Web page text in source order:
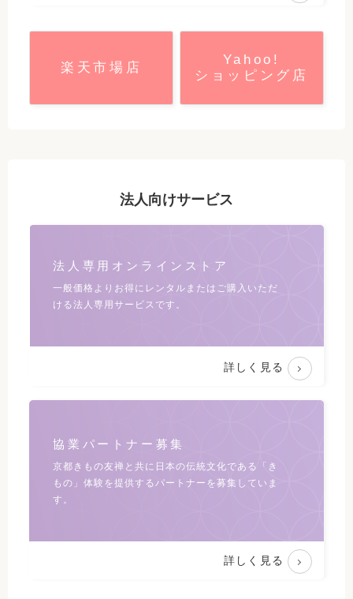
楽天市場店
Yahoo!
ショッピング店
法人向けサービス
法人専用オンラインストア
一般価格よりお得にレンタルまたは ご購入いただ
ける法人専用サービスです。
詳しく見る
協業パートナー募集
京都きもの友禅と共に日本の伝統文化である
「き
もの」体験を提供するパートナーを募集していま
す。
詳しく見る